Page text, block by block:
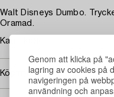
Genom att klicka på
lagring av cookies på
navigeringen på
användning och
Walt Disneys Dumbo.
Oramad.
Kantskador.
Köpinformation